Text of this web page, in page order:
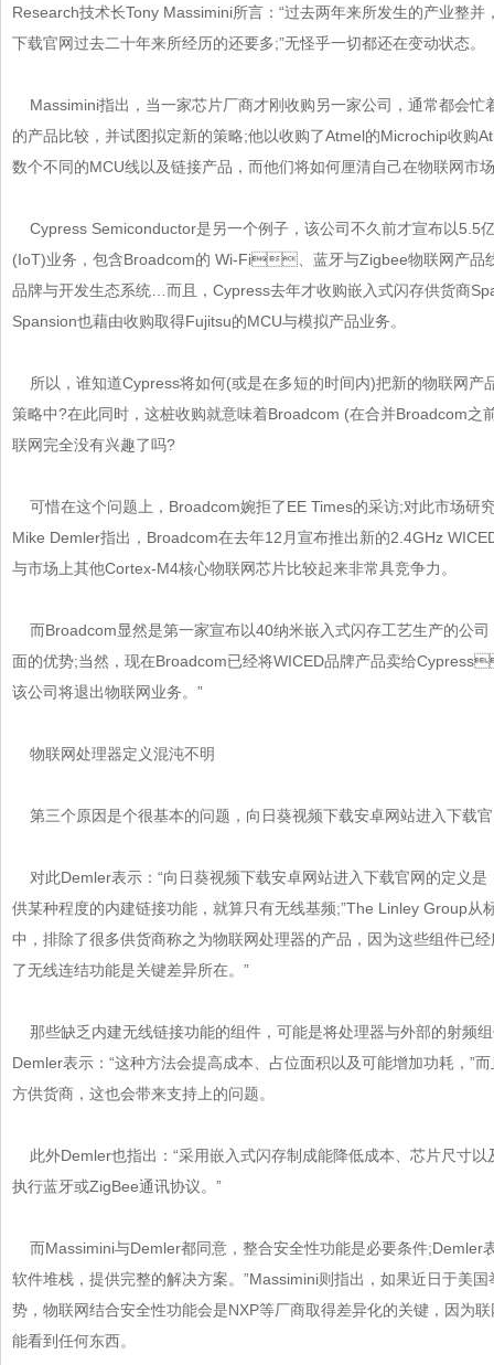
Research技术长Tony Massimini所言：“过去两年来所发生的产业整并
下载官网过去二十年来所经历的还要多;”无怪乎一切都还在变动状态。
Massimini指出，当一家芯片厂商才刚收购另一家公司，通常都会
的产品比较，并试图拟定新的策略;他以收购了Atmel的Microchip收购
数个不同的MCU线以及链接产品，而他们将如何厘清自己在物联网市场
Cypress Semiconductor是另一个例子，该公司不久前才宣布以5.5
(IoT)业务，包含Broadcom的 Wi-Fi、蓝牙与Zigbee物联网
品牌与开发生态系统…而且，Cypress去年才收购嵌入式闪存供货商
Spansion也藉由收购取得Fujitsu的MCU与模拟产品业务。
所以，谁知道Cypress将如何(或是在多短的时间内)把新的物联网
策略中?在此同时，这桩收购就意味着Broadcom (在合并Broadcom之前
联网完全没有兴趣了吗?
可惜在这个问题上，Broadcom婉拒了EE Times的采访;对此市场
Mike Demler指出，Broadcom在去年12月宣布推出新的2.4GHz
与市场上其他Cortex-M4核心物联网芯片比较起来非常具竞争力。
而Broadcom显然是第一家宣布以40纳米嵌入式闪存工艺生产的公司
面的优势;当然，现在Broadcom已经将WICED品牌产品卖给
该公司将退出物联网业务。”
物联网处理器定义混沌不明
第三个原因是个很基本的问题，向日葵视频下载安卓网站进入下载
对此Demler表示：“向日葵视频下载安卓网站进入下载官网的定义是
供某种程度的内建链接功能，就算只有无线基频;”The Linley Group
中，排除了很多供货商称之为物联网处理器的产品，因为这些组件已经服
了无线连结功能是关键差异所在。”
那些缺乏内建无线链接功能的组件，可能是将处理器与外部的射频
Demler表示：“这种方法会提高成本、占位面积以及可能增加功耗
方供货商，这也会带来支持上的问题。
此外Demler也指出：“采用嵌入式闪存制成能降低成本、芯片尺寸以及
执行蓝牙或ZigBee通讯协议。”
而Massimini与Demler都同意，整合安全性功能是必要条件;Demler
软件堆栈，提供完整的解决方案。”Massimini则指出，如果近日于
势，物联网结合安全性功能会是NXP等厂商取得差异化的关键，因为联
能看到任何东西。